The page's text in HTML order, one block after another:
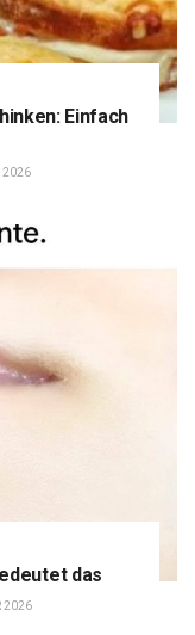
Einfach
2026
das
2026